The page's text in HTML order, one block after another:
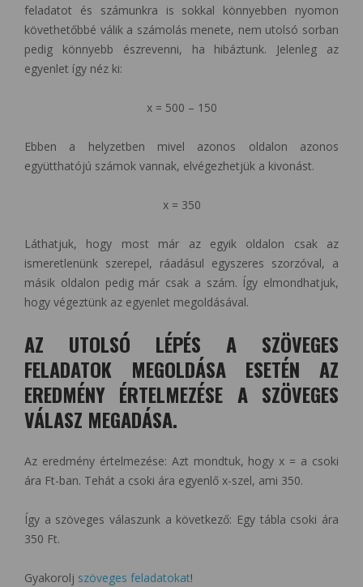
feladatot és számunkra is sokkal könnyebben nyomon
követhetőbbé válik a számolás menete, nem utolsó sorban
pedig könnyebb észrevenni, ha hibáztunk. Jelenleg az
egyenlet így néz ki:
x = 500 – 150
Ebben a helyzetben mivel azonos oldalon azonos
együtthatójú számok vannak, elvégezhetjük a kivonást.
x = 350
Láthatjuk, hogy most már az egyik oldalon csak az
ismeretlenünk szerepel, ráadásul egyszeres szorzóval, a
másik oldalon pedig már csak a szám. Így elmondhatjuk,
hogy végeztünk az egyenlet megoldásával.
AZ UTOLSÓ LÉPÉS A SZÖVEGES
FELADATOK MEGOLDÁSA ESETÉN AZ
EREDMÉNY ÉRTELMEZÉSE A SZÖVEGES
VÁLASZ MEGADÁSA.
Az eredmény értelmezése: Azt mondtuk, hogy x = a csoki
ára Ft-ban. Tehát a csoki ára egyenlő x-szel, ami 350.
Így a szöveges válaszunk a következő: Egy tábla csoki ára
350 Ft.
Gyakorolj szöveges feladatokat!